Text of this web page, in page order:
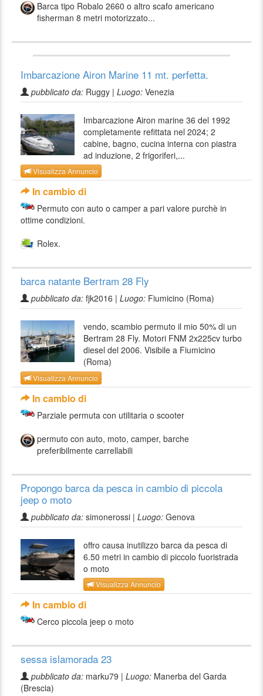
Barca tipo Robalo 2660 o altro scafo americano
fisherman 8 metri motorizzato...
Imbarcazione Airon Marine 11 mt. perfetta.
pubblicato da: Ruggy | Luogo: Venezia
Imbarcazione Airon marine 36 del 1992
completamente refittata nel 2024; 2
cabine, bagno, cucina interna con piastra
ad induzione, 2 frigoriferi,...
Visualizza Annuncio
In cambio di
Permuto con auto o camper a pari valore purchè in
ottime condizioni.
Rolex.
barca natante Bertram 28 Fly
pubblicato da: fjk2016 | Luogo: Fiumicino (Roma)
vendo, scambio permuto il mio 50% di un
Bertram 28 Fly. Motori FNM 2x225cv turbo
diesel del 2006. Visibile a Fiumicino
(Roma)
Visualizza Annuncio
In cambio di
Parziale permuta con utilitaria o scooter
permuto con auto, moto, camper, barche
preferibilmente carrellabili
Propongo barca da pesca in cambio di piccola
jeep o moto
pubblicato da: simonerossi | Luogo: Genova
offro causa inutilizzo barca da pesca di
6.50 metri in cambio di piccolo fuoristrada
o moto
Visualizza Annuncio
In cambio di
Cerco piccola jeep o moto
sessa islamorada 23
pubblicato da: marku79 | Luogo: Manerba del Garda
(Brescia)